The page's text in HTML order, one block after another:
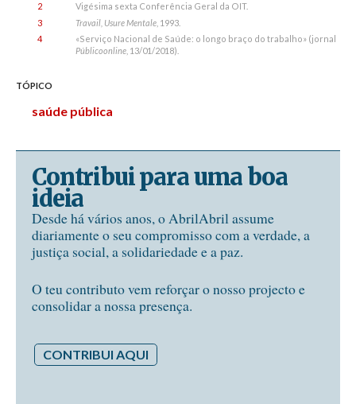
2
Vigésima sexta Conferência Geral da OIT.
3
Travail, Usure Mentale , 1993.
4
«Serviço Nacional de Saúde: o longo braço do trabalho» (jornal
Públicoonline , 13/01/2018).
TÓPICO
saúde pública
Contribui para uma boa
ideia
Desde há vários anos, o AbrilAbril assume
diariamente o seu compromisso com a verdade, a
justiça social, a solidariedade e a paz.
O teu contributo vem reforçar o nosso projecto e
consolidar a nossa presença.
CONTRIBUI AQUI